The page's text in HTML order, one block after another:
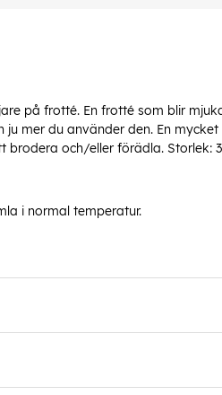
på frotté. En frotté som blir
mer du använder den. En
och/eller förädla. Storlek:
i normal temperatur.